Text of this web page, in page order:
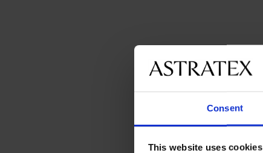
Consent
This website uses cookies